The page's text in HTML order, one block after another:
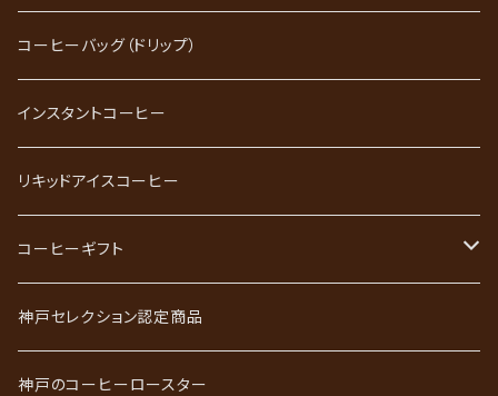
ブレンドコーヒー
ストレートコーヒー
スペシャルティコーヒー
ごーるど四季限定珈琲
かれんだー珈琲
神戸珈琲散策
コーヒーバッグ（ドリップ）
インスタントコーヒー
リキッドアイスコーヒー
コーヒーギフト
神戸珈琲職人ギフト
神戸珈琲散策ギフト
神戸セレクション認定商品
神戸のコーヒーロースター